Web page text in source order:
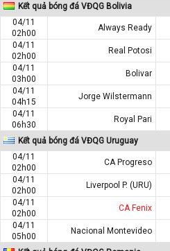
Kết quả bóng đá VĐQG Bolivia
04/11
02h00
Always Ready
04/11
02h00
Real Potosi
04/11
03h00
Bolivar
04/11
04h15
Jorge Wilstermann
04/11
06h30
Royal Pari
Kết quả bóng đá VĐQG Uruguay
04/11
02h00
CA Progreso
04/11
02h00
Liverpool P. (URU)
04/11
02h00
CA Fenix
04/11
05h00
Nacional Montevideo